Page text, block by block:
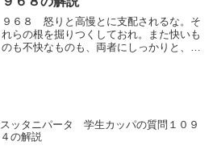
解もをそのま...
９６８ 怒りと高慢とに支配されるな。そ
れらの根を掘りつくしておれ。また快いも
のも不快なものも、両者にしっかりと、う
スッタニパータ 学生カッパの質問１０９
４の解説